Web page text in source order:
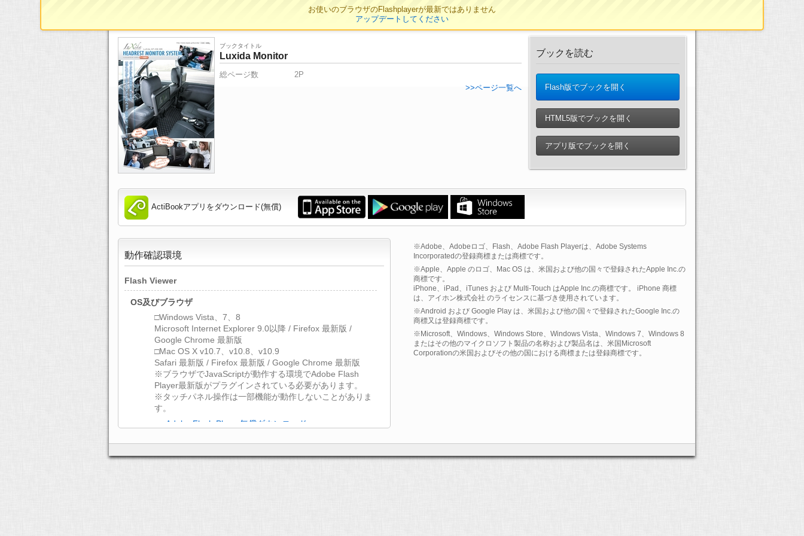
ブックタイトル
Luxida Monitor
総ページ数
2P
>>ページ一覧へ
ブックを読む
Flash版でブックを開く
HTML5版でブックを開く
アプリ版でブックを開く
ActiBookアプリをダウンロード(無償)
動作確認環境
Flash Viewer
OS及びブラウザ
□Windows Vista、7、8
Microsoft Internet Explorer 9.0以降 / Firefox 最新版 /
Google Chrome 最新版
□Mac OS X v10.7、v10.8、v10.9
Safari 最新版 / Firefox 最新版 / Google Chrome 最新版
※ブラウザでJavaScriptが動作する環境でAdobe Flash
Player最新版がプラグインされている必要があります。
※タッチパネル操作は一部機能が動作しないことがありま
す。
>> Adobe Flash Player無償ダウンロード
UTF-8
※Adobe、Adobeロゴ、Flash、Adobe Flash Playerは、Adobe Systems
Incorporatedの登録商標または商標です。
※Apple、Apple のロゴ、Mac OS は、米国および他の国々で登録されたApple Inc.の
商標です。
iPhone、iPad、iTunes および Multi-Touch はApple Inc.の商標です。 iPhone 商標
は、アイホン株式会社 のライセンスに基づき使用されています。
※Android および Google Play は、米国および他の国々で登録されたGoogle Inc.の
商標又は登録商標です。
※Microsoft、Windows、Windows Store、Windows Vista、Windows 7、Windows 8
またはその他のマイクロソフト製品の名称および製品名は、米国Microsoft
Corporationの米国およびその他の国における商標または登録商標です。
お使いのブラウザのFlashplayerが最新ではありません
アップデートしてください